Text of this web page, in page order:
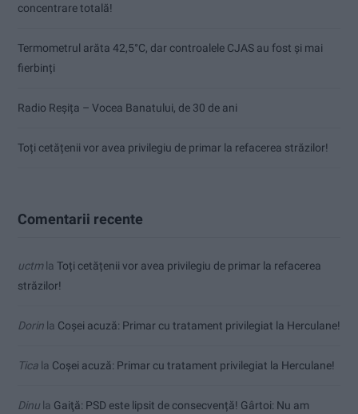
concentrare totală!
Termometrul arăta 42,5°C, dar controalele CJAS au fost și mai
fierbinți
Radio Reșița – Vocea Banatului, de 30 de ani
Toți cetățenii vor avea privilegiu de primar la refacerea străzilor!
Comentarii recente
uctmla Toți cetățenii vor avea privilegiu de primar la refacerea
străzilor!
Dorin la Coșei acuză: Primar cu tratament privilegiat la Herculane!
Tica la Coșei acuză: Primar cu tratament privilegiat la Herculane!
Dinu la Gaiţă: PSD este lipsit de consecvență! Gârtoi: Nu am